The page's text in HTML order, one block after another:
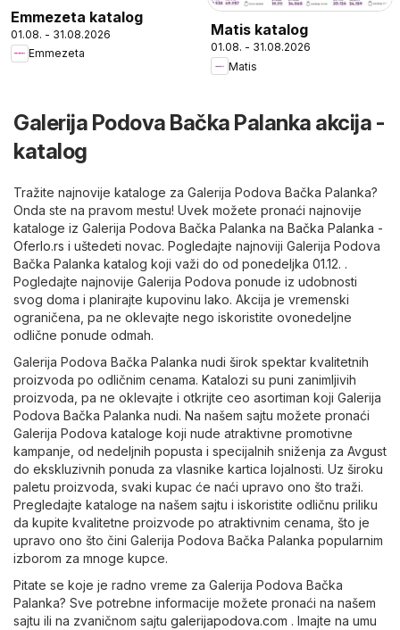
Emmezeta katalog
01.08. - 31.08.2026
Emmezeta
Matis katalog
01.08. - 31.08.2026
Matis
Galerija Podova Bačka Palanka akcija -
katalog
Tražite najnovije kataloge za Galerija Podova Bačka Palanka?
Onda ste na pravom mestu! Uvek možete pronaći najnovije
kataloge iz Galerija Podova Bačka Palanka na Bačka Palanka -
Oferlo.rs i uštedeti novac. Pogledajte najnoviji Galerija Podova
Bačka Palanka katalog koji važi do od ponedeljka 01.12. .
Pogledajte najnovije Galerija Podova ponude iz udobnosti
svog doma i planirajte kupovinu lako. Akcija je vremenski
ograničena, pa ne oklevajte nego iskoristite ovonedeljne
odlične ponude odmah.
Galerija Podova Bačka Palanka nudi širok spektar kvalitetnih
proizvoda po odličnim cenama. Katalozi su puni zanimljivih
proizvoda, pa ne oklevajte i otkrijte ceo asortiman koji Galerija
Podova Bačka Palanka nudi. Na našem sajtu možete pronaći
Galerija Podova kataloge koji nude atraktivne promotivne
kampanje, od nedeljnih popusta i specijalnih sniženja za Avgust
do ekskluzivnih ponuda za vlasnike kartica lojalnosti. Uz široku
paletu proizvoda, svaki kupac će naći upravo ono što traži.
Pregledajte kataloge na našem sajtu i iskoristite odličnu priliku
da kupite kvalitetne proizvode po atraktivnim cenama, što je
upravo ono što čini Galerija Podova Bačka Palanka popularnim
izborom za mnoge kupce.
Pitate se koje je radno vreme za Galerija Podova Bačka
Palanka? Sve potrebne informacije možete pronaći na našem
sajtu ili na zvaničnom sajtu galerijapodova.com . Imajte na umu